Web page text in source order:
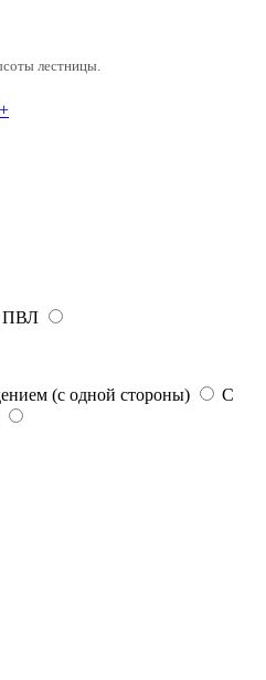
лестницы.
+
ПВЛ
(с одной стороны)
С